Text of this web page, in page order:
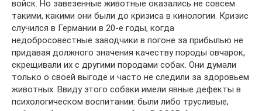
войск. Но завезенные животные оказались не совсем
такими, какими они были до кризиса в кинологии. Кризис
случился в Германии в 20-е годы, когда
недобросовестные заводчики в погоне за прибылью не
придавая должного значения качеству породы овчарок,
скрещивали их с другими породами собак. Они думали
только о своей выгоде и часто не следили за здоровьем
животных. Ввиду этого собаки имели явные дефекты в
психологическом воспитании: были либо трусливые,